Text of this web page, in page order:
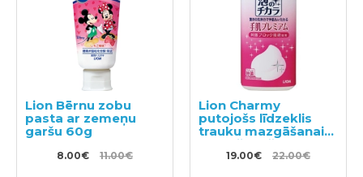
Lion Bērnu zobu
pasta ar zemeņu
garšu 60g
8.00€ 11.00€
Lion Charmy
putojošs līdzeklis
trauku mazgāšanai
ar mežrozīšu
aromātu, pildviela
19.00€ 22.00€